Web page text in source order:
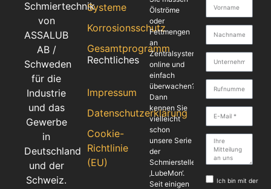
Schmiertechnik
von
ASSALUB
AB /
Schweden
für die
Industrie
und das
Gewerbe
in
Deutschland
und der
Schweiz.
Systeme
Korrosionsschutz
Gesamtprogramm
Rechtliches
Impressum
Datenschutzerklärung
Cookie-
Richtlinie
(EU)
Ölströme
oder
Fettmengen
an
Zentralsystemen
online und
einfach
überwachen?
Dann
kennen Sie
vielleicht
schon
unsere Serie
der
Schmierstellenüberwachung
‚LubeMon‘.
Seit einigen
Ich bin mit der